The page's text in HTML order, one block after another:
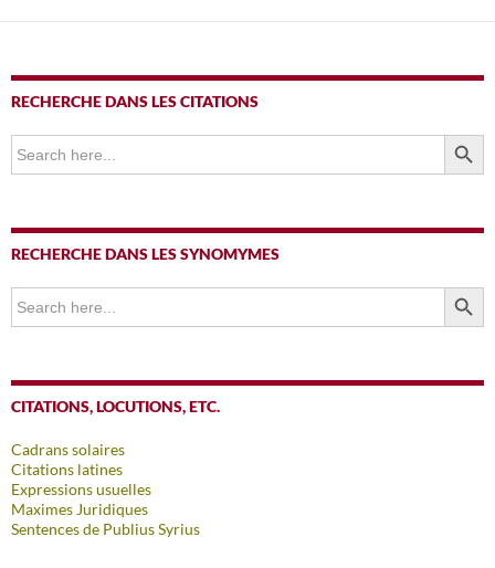
RECHERCHE DANS LES CITATIONS
Search
for:
SEARCH
RECHERCHE DANS LES SYNOMYMES
Search
for:
SEARCH
CITATIONS, LOCUTIONS, ETC.
Cadrans solaires
Citations latines
Expressions usuelles
Maximes Juridiques
Sentences de Publius Syrius